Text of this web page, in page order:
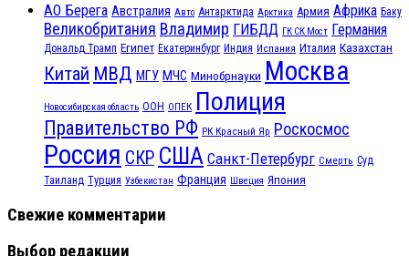
АО Берега Австралия Авто Антарктида Арктика Армия Африка Баку
Великобритания Владимир ГИБДД ГК СК Мост Германия
Дональд Трамп Египет Екатеринбург Индия Испания Италия Казахстан
Китай МВД МГУ МЧС Минобрнауки Москва
Новосибирская область ООН ОПЕК Полиция
Правительство РФ РК Красный Яр Роскосмос
Россия СКР США Санкт-Петербург Смерть Суд
Таиланд Турция Узбекистан Франция Швеция Япония
Свежие комментарии
Выбор редакции